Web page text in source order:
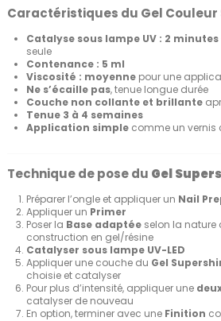
Caractéristiques du Gel Couleur
Catalyse sous lampe UV : 2 minutes
seule
Contenance : 5 ml
Viscosité : moyenne pour une
Ne s’écaille pas, tenue longue durée
Couche non collante et brillante
Tenue 3 à 4 semaines
Application simple comme un vernis
Technique de pose du Gel
Préparer l’ongle et appliquer un Nail
Appliquer un Primer
Poser la Base adaptée selon la nature
construction en gel/résine
Catalyser sous lampe UV-LED
Appliquer une couche du Gel
choisie et catalyser
Pour plus d’intensité, appliquer une
catalyser de nouveau
En option, terminer avec une Finition